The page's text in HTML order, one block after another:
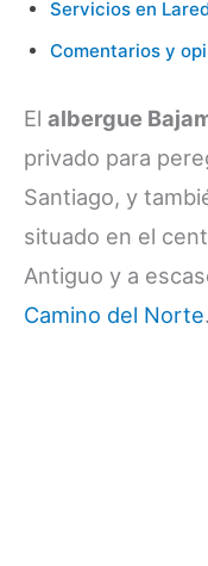
Servicios en
Comentarios y
El albergue
privado para
Santiago, y
situado en el
Antiguo y a
Camino del Norte.